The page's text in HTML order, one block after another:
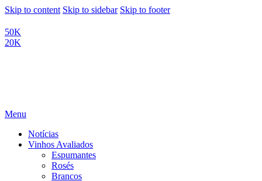
Skip to content Skip to sidebar Skip to footer
50K
20K
Menu
Notícias
Vinhos Avaliados
Espumantes
Rosés
Brancos